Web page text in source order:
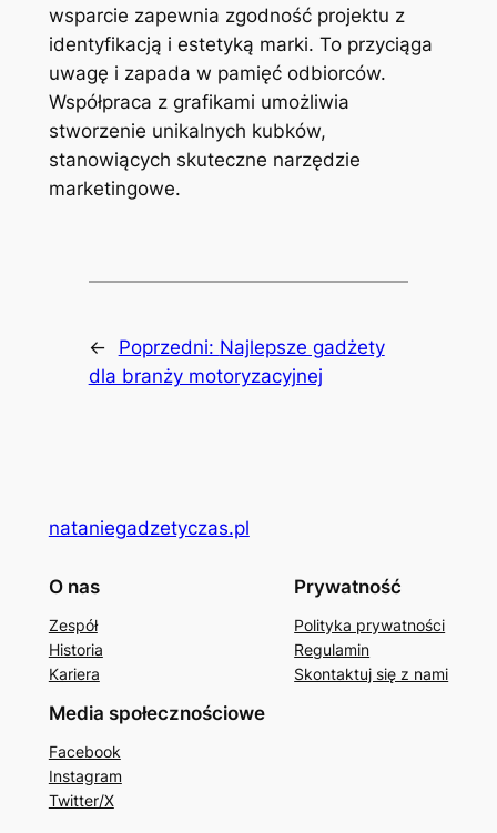
wsparcie zapewnia zgodność projektu z
identyfikacją i estetyką marki. To przyciąga
uwagę i zapada w pamięć odbiorców.
Współpraca z grafikami umożliwia
stworzenie unikalnych kubków,
stanowiących skuteczne narzędzie
marketingowe.
← Poprzedni: Najlepsze gadżety
dla branży motoryzacyjnej
nataniegadzetyczas.pl
O nas
Zespół
Historia
Kariera
Prywatność
Polityka prywatności
Regulamin
Skontaktuj się z nami
Media społecznościowe
Facebook
Instagram
Twitter/X